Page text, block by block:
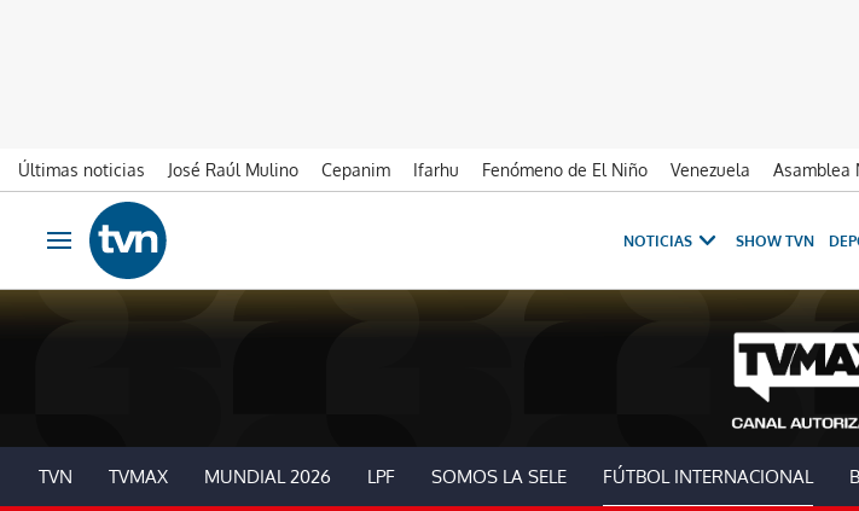
Últimas noticias José Raúl Mulino Cepanim Ifarhu Fenómeno de El Niño Venezuela Asamblea
Ir al contenido
Obrir navegació
NOTICIAS SHOW TVN
TVN TVMAX MUNDIAL 2026 LPF SOMOS LA SELE FÚTBOL INTERNACIONAL